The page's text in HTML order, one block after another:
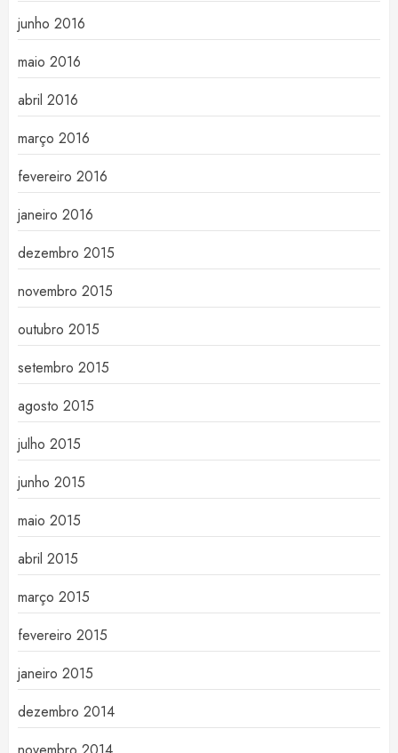
junho 2016
maio 2016
abril 2016
março 2016
fevereiro 2016
janeiro 2016
dezembro 2015
novembro 2015
outubro 2015
setembro 2015
agosto 2015
julho 2015
junho 2015
maio 2015
abril 2015
março 2015
fevereiro 2015
janeiro 2015
dezembro 2014